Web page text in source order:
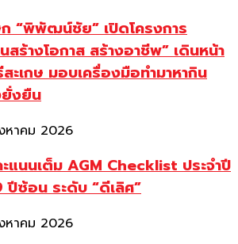
“พิพัฒน์ชัย” เปิดโครงการ
สร้างโอกาส สร้างอาชีพ” เดินหน้า
เกษ มอบเครื่องมือทำมาหากิน
ยั่งยืน
หาคม 2026
แนนเต็ม AGM Checklist ประจำปี
ซ้อน ระดับ “ดีเลิศ”
หาคม 2026